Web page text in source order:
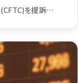
を提訴…